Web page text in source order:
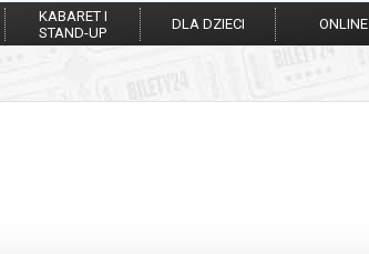
KABARET I
STAND-UP
DLA DZIECI ONLINE